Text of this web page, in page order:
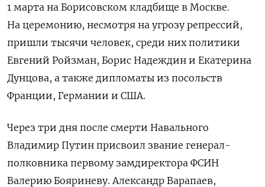
1 марта на Борисовском кладбище в Москве.
На церемонию, несмотря на угрозу репрессий,
пришли тысячи человек, среди них политики
Евгений Ройзман, Борис Надеждин и Екатерина
Дунцова, а также дипломаты из посольств
Франции, Германии и США.
Через три дня после смерти Навального
Владимир Путин присвоил звание генерал-
полковника первому замдиректора ФСИН
Валерию Бояриневу. Александр Варапаев,